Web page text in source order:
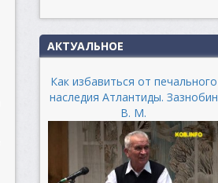
АКТУАЛЬНОЕ
Как избавиться от печального
наследия Атлантиды. Зазнобин
В. М.